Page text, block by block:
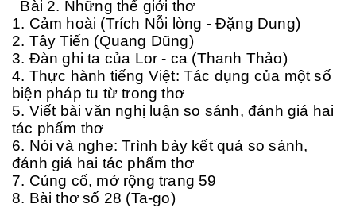
Bài 2. Những thế giới thơ
1. Cảm hoài (Trích Nỗi lòng - Đặng Dung)
2. Tây Tiến (Quang Dũng)
3. Đàn ghi ta của Lor - ca (Thanh Thảo)
4. Thực hành tiếng Việt: Tác dụng của một số
biện pháp tu từ trong thơ
5. Viết bài văn nghị luận so sánh, đánh giá hai
tác phẩm thơ
6. Nói và nghe: Trình bày kết quả so sánh,
đánh giá hai tác phẩm thơ
7. Củng cố, mở rộng trang 59
8. Bài thơ số 28 (Ta-go)